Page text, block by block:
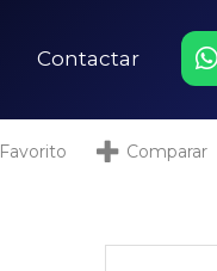
Contactar
Favorito Comparar